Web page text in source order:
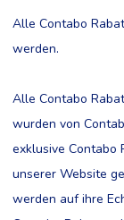
Alle Contabo
werden.
Alle Contabo
wurden von
exklusive Contabo
unserer Website
werden auf ihre